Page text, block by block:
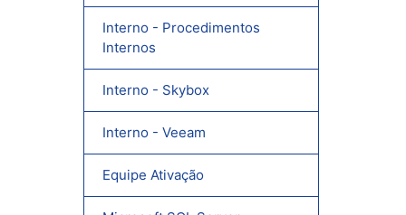
Interno - Procedimentos
Internos
Interno - Skybox
Interno - Veeam
Equipe Ativação